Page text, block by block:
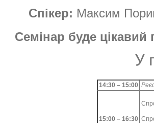
Спікер: Максим
Семінар буде
14:30 – 15:00
15:00 – 16:30